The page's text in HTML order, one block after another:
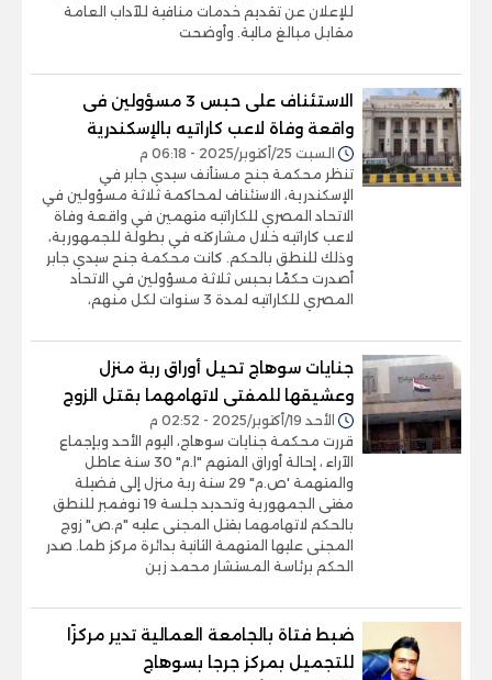
للإعلان عن تقديم خدمات منافية للآداب العامة
مقابل مبالغ مالية. وأوضحت
الاستئناف على حبس 3 مسؤولين فى
واقعة وفاة لاعب كاراتيه بالإسكندرية
السبت 25/أكتوبر/2025 - 06:18 م
تنظر محكمة جنح مستأنف سيدي جابر في
الإسكندرية، الاستئناف لمحاكمة ثلاثة مسؤولين في
الاتحاد المصري للكاراتيه متهمين في واقعة وفاة
لاعب كاراتيه خلال مشاركته في بطولة للجمهورية،
وذلك للنطق بالحكم. كانت محكمة جنح سيدي جابر
أصدرت حكمًا بحبس ثلاثة مسؤولين في الاتحاد
المصري للكاراتيه لمدة 3 سنوات لكل منهم،
جنايات سوهاج تحيل أوراق ربة منزل
وعشيقها للمفتى لاتهامهما بقتل الزوج
الأحد 19/أكتوبر/2025 - 02:52 م
قررت محكمة جنايات سوهاج، اليوم الأحد وبإجماع
الآراء ، إحالة أوراق المتهم "ا.م" 30 سنة عاطل
والمتهمة 'ص.م" 29 سنة ربة منزل إلى فضيلة
مفتى الجمهورية وتحديد جلسة 19 نوفمبر للنطق
بالحكم لاتهامهما بقتل المجنى عليه "م.ص" زوج
المجنى عليها المتهمة الثانية بدائرة مركز طما. صدر
الحكم برئاسة المستشار محمد زين
ضبط فتاة بالجامعة العمالية تدير مركزًا
للتجميل بمركز جرجا بسوهاج